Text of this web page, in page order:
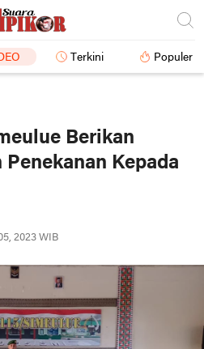
Terkini Populer
Berikan
Penekanan Kepada
2023 WIB